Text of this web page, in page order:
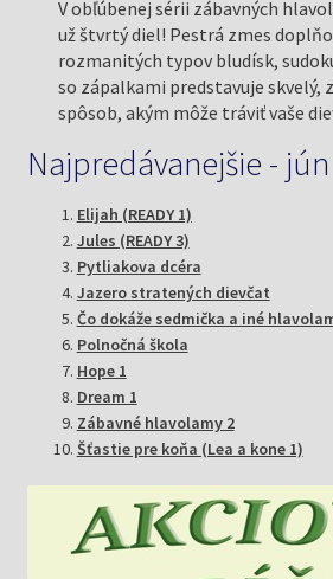
V obľúbenej sérii zábavných
už štvrtý diel! Pestrá zmes
rozmanitých typov bludísk,
so zápalkami predstavuje skvelý,
spôsob, akým môže tráviť vaše
Najpredávanejšie - jún
Elijah (READY 1)
Jules (READY 3)
Pytliakova dcéra
Jazero stratených dievčat
Čo dokáže sedmička a iné
Polnočná škola
Hope 1
Dream 1
Zábavné hlavolamy 2
Šťastie pre koňa (Lea a kone 1)